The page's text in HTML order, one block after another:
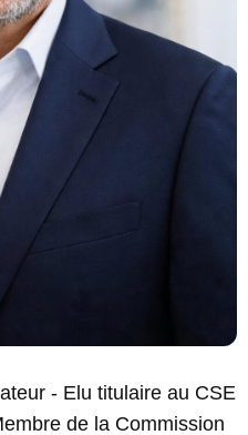
- Elu titulaire au CSE
de la Commission